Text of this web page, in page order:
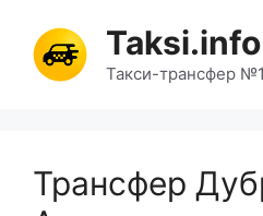
содержимому
Taksi.info
Такси-трансфер №1
Трансфер